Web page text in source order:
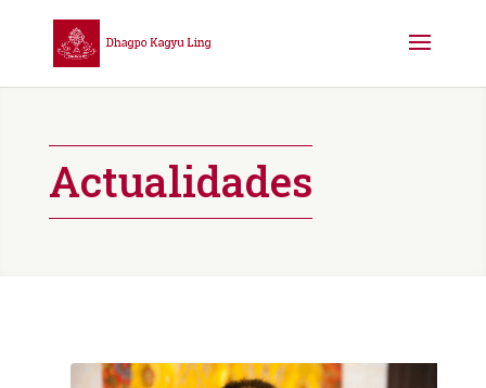
Actualidades